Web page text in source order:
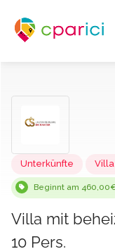
Unterkünfte
Villa mit